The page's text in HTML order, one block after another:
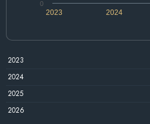
2024
2023
0
2023
2024
2025
2026